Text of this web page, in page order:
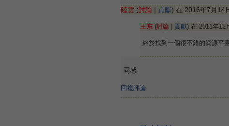
陸雲 (討論 | 貢獻) 在 2016年7月14
王东 (討論 貢獻) 在 2011年12
終於找到一個很不錯的資源平
同感
回複評論